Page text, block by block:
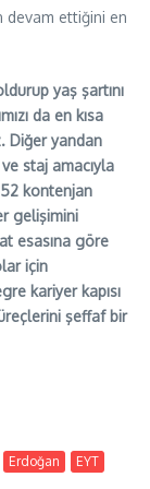
devam ettiğini en
yaş şartını
da en kısa
Diğer yandan
staj amacıyla
kontenjan
gelişimini
esasına göre
için
kariyer kapısı
şeffaf bir
Erdoğan
EYT